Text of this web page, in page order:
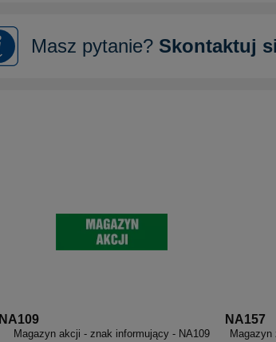
Masz pytanie? Skontaktuj
NA109
Magazyn akcji - znak informujący - NA109
NA157